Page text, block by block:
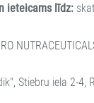
ieteicams līdz:
Stiebru iela 2-4,